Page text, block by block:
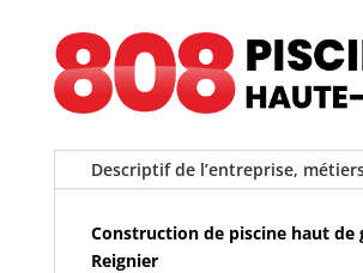
Descriptif de l’entreprise,
Construction de piscine haut de
Reignier